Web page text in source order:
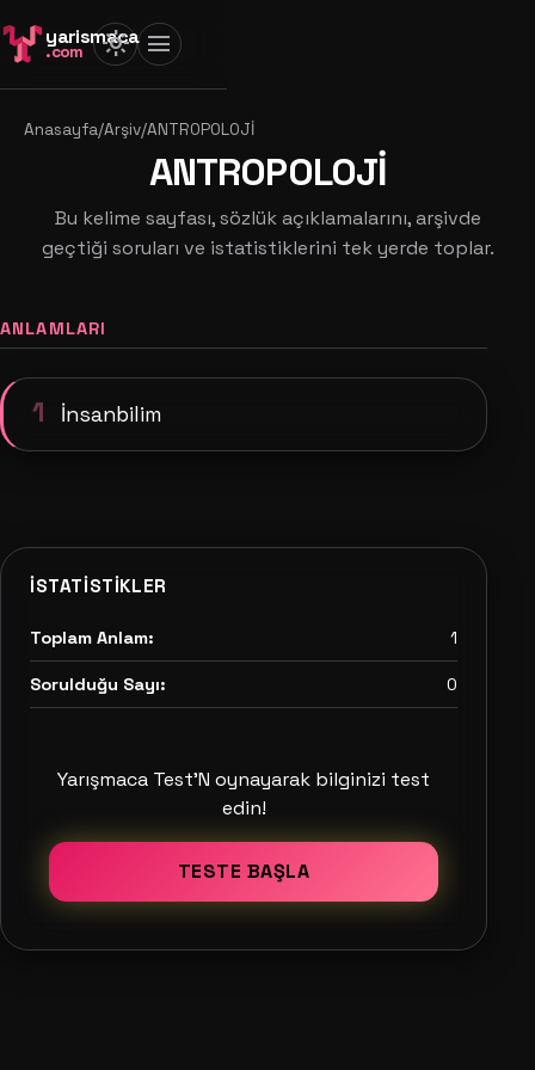
yarismaca
.com light_mode menu
Anasayfa/Arşiv/ANTROPOLOJİ
ANTROPOLOJİ
Bu kelime sayfası, sözlük açıklamalarını, arşivde
geçtiği soruları ve istatistiklerini tek yerde toplar.
ANLAMLARI
1 İnsanbilim
İSTATISTIKLER
Toplam Anlam: 1
Sorulduğu Sayı: 0
Yarışmaca Test'N oynayarak bilginizi test
edin!
TESTE BAŞLA